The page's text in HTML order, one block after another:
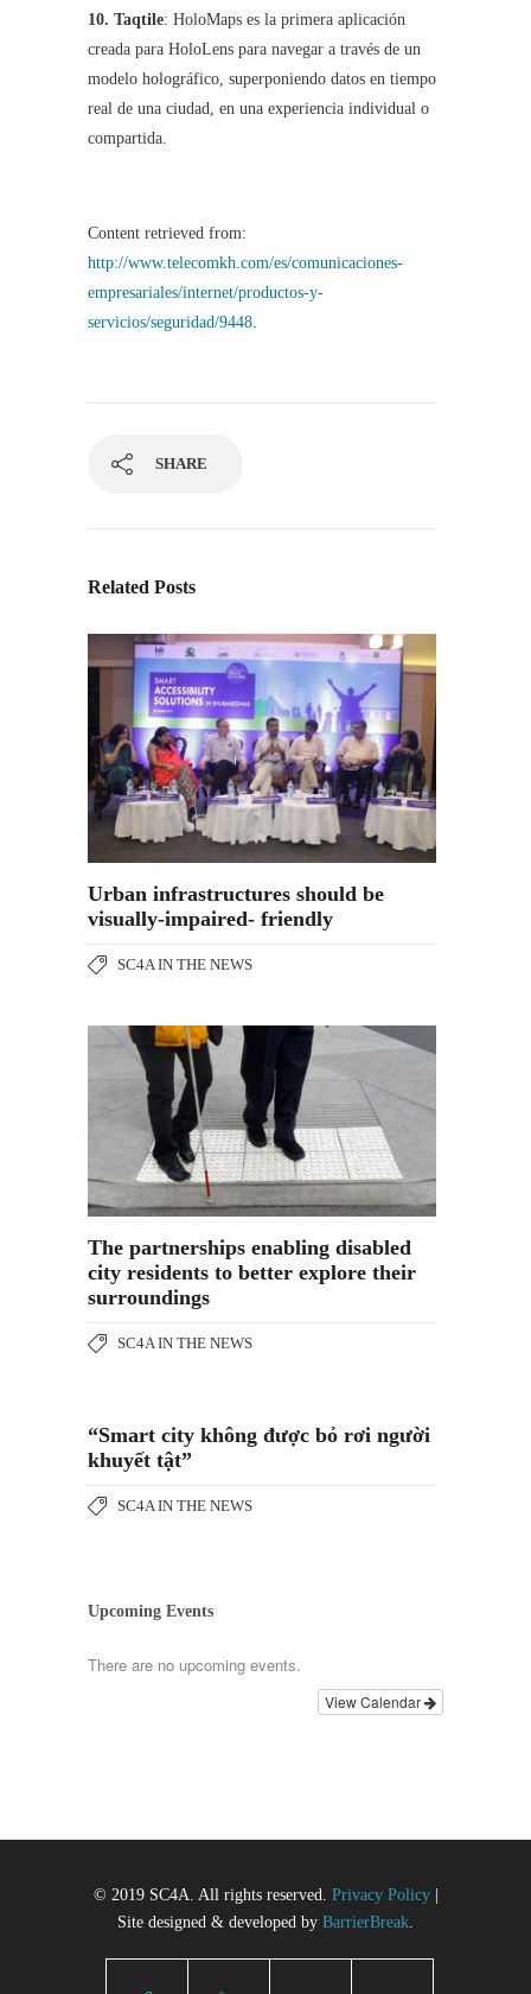
10. Taqtile: HoloMaps es la primera aplicación
creada para HoloLens para navegar a través de un
modelo holográfico, superponiendo datos en tiempo
real de una ciudad, en una experiencia individual o
compartida.
Content retrieved from:
http://www.telecomkh.com/es/comunicaciones-
empresariales/internet/productos-y-
servicios/seguridad/9448
SHARE
Related Posts
Urban infrastructures should be
visually-impaired- friendly
SC4A IN THE NEWS
The partnerships enabling disabled
city residents to better explore their
surroundings
SC4A IN THE NEWS
“Smart city không được bỏ rơi người
khuyết tật”
SC4A IN THE NEWS
Upcoming Events
There are no upcoming events.
View Calendar
© 2019 SC4A. All rights reserved. Privacy Policy|
Site designed & developed by BarrierBreak.